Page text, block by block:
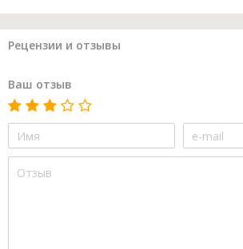
Рецензии и отзывы
Ваш отзыв